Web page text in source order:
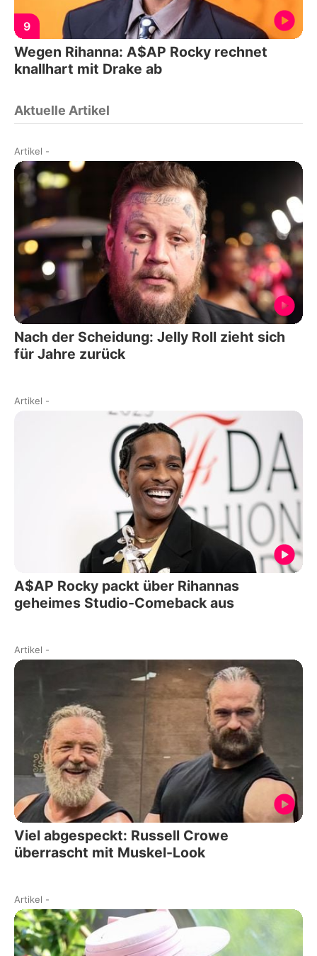
9
Wegen Rihanna: A$AP Rocky rechnet
knallhart mit Drake ab
Aktuelle Artikel
Artikel -
Nach der Scheidung: Jelly Roll zieht sich
für Jahre zurück
Artikel -
A$AP Rocky packt über Rihannas
geheimes Studio-Comeback aus
Artikel -
Viel abgespeckt: Russell Crowe
überrascht mit Muskel-Look
Artikel -